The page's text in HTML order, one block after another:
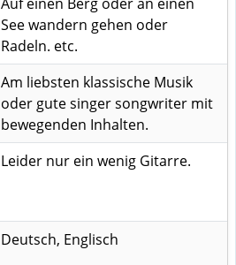
See wandern gehen oder
Radeln. etc.
Am liebsten klassische Musik
oder gute singer songwriter mit
bewegenden Inhalten.
Leider nur ein wenig Gitarre.
Deutsch, Englisch